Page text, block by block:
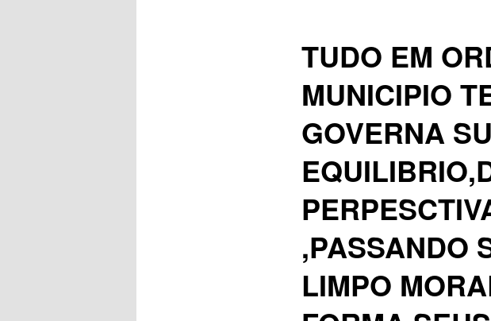
TUDO EM
MUNICIPIO
GOVERNA
,PASSANDO
LIMPO